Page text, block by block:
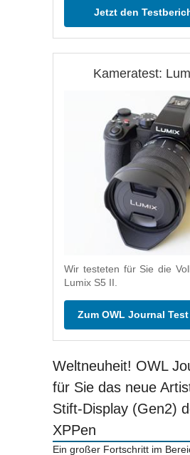
Jetzt den
Kameratest:
Wir testeten für Sie die
Lumix S5 II.
Zum OWL Journal
Weltneuheit! OWL
für Sie das neue
Stift-Display (Gen2)
XPPen
Ein großer Fortschritt im